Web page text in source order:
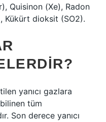
Quisinon (Xe), Radon
Kükürt dioksit (SO2).
yanıcı gazlara
tüm
Son derece yanıcı